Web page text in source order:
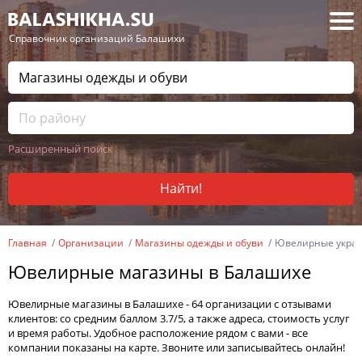
— Справочник организаций Балашихи
Расширенный поиск
Найти!
Главная Организации Магазины одежды и обуви Ювелирные
Ювелирные магазины в Балашихе
Ювелирные магазины в Балашихе - 64 организации с отзывами
клиентов: со средним баллом 3.7/5, а также адреса, стоимость услуг
и время работы. Удобное расположение рядом с вами - все
компании показаны на карте. Звоните или записывайтесь онлайн!